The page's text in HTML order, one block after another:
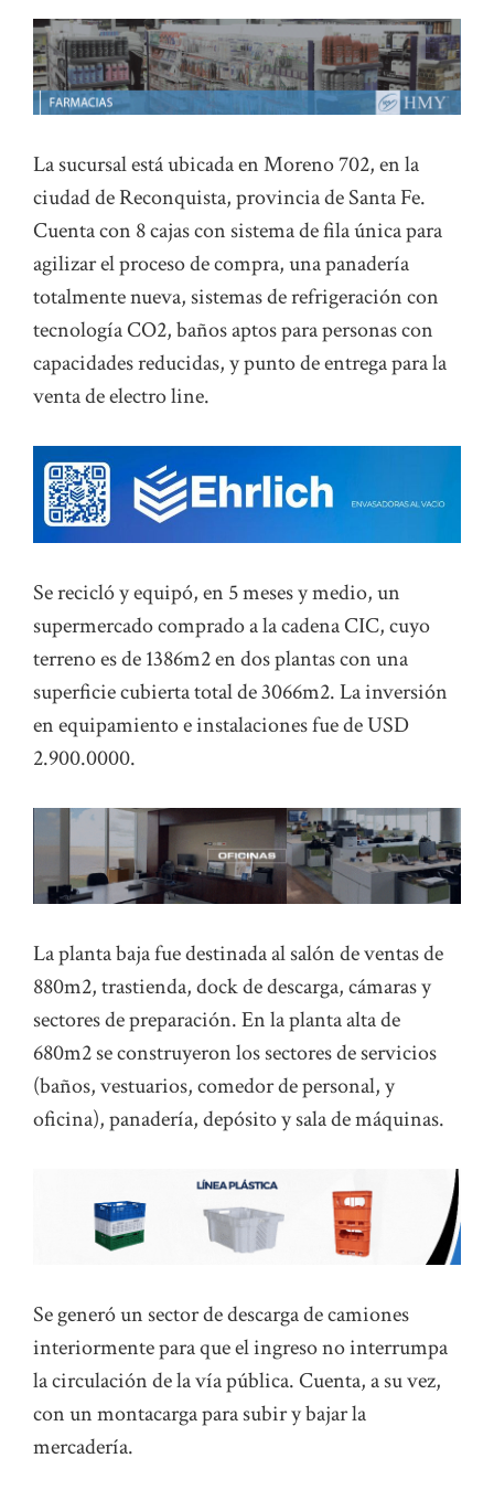
La sucursal está ubicada en Moreno 702, en la
ciudad de Reconquista, provincia de Santa Fe.
Cuenta con 8 cajas con sistema de fila única para
agilizar el proceso de compra, una panadería
totalmente nueva, sistemas de refrigeración con
tecnología CO2, baños aptos para personas con
capacidades reducidas, y punto de entrega para la
venta de electro line.
Se recicló y equipó, en 5 meses y medio, un
supermercado comprado a la cadena CIC, cuyo
terreno es de 1386m2 en dos plantas con una
superficie cubierta total de 3066m2. La inversión
en equipamiento e instalaciones fue de USD
2.900.0000.
La planta baja fue destinada al salón de ventas de
880m2, trastienda, dock de descarga, cámaras y
sectores de preparación. En la planta alta de
680m2 se construyeron los sectores de servicios
(baños, vestuarios, comedor de personal, y
oficina), panadería, depósito y sala de máquinas.
Se generó un sector de descarga de camiones
interiormente para que el ingreso no interrumpa
la circulación de la vía pública. Cuenta, a su vez,
con un montacarga para subir y bajar la
mercadería.